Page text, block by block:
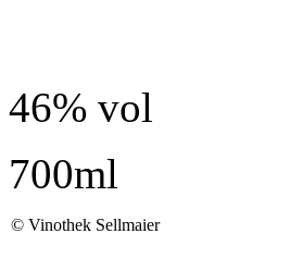
46% vol
700ml
© Vinothek Sellmaier